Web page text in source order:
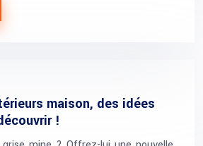
maison, des idées
!